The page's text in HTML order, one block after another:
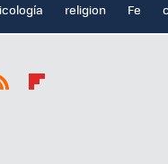
religion Fe